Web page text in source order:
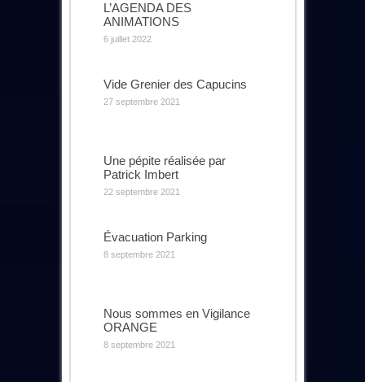
L’AGENDA DES
ANIMATIONS
6 juillet 2022
Vide Grenier des Capucins
27 septembre 2021
Une pépite réalisée par
Patrick Imbert
22 septembre 2021
Évacuation Parking
8 septembre 2021
Nous sommes en Vigilance
ORANGE
8 septembre 2021